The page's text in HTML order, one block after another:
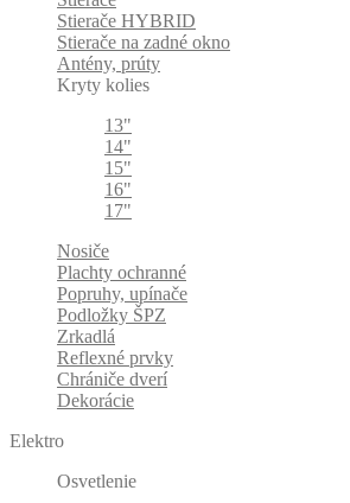
Stierače HYBRID
Stierače na zadné okno
Antény, prúty
Kryty kolies
13"
14"
15"
16"
17"
Nosiče
Plachty ochranné
Popruhy, upínače
Podložky ŠPZ
Zrkadlá
Reflexné prvky
Chrániče dverí
Dekorácie
Elektro
Osvetlenie